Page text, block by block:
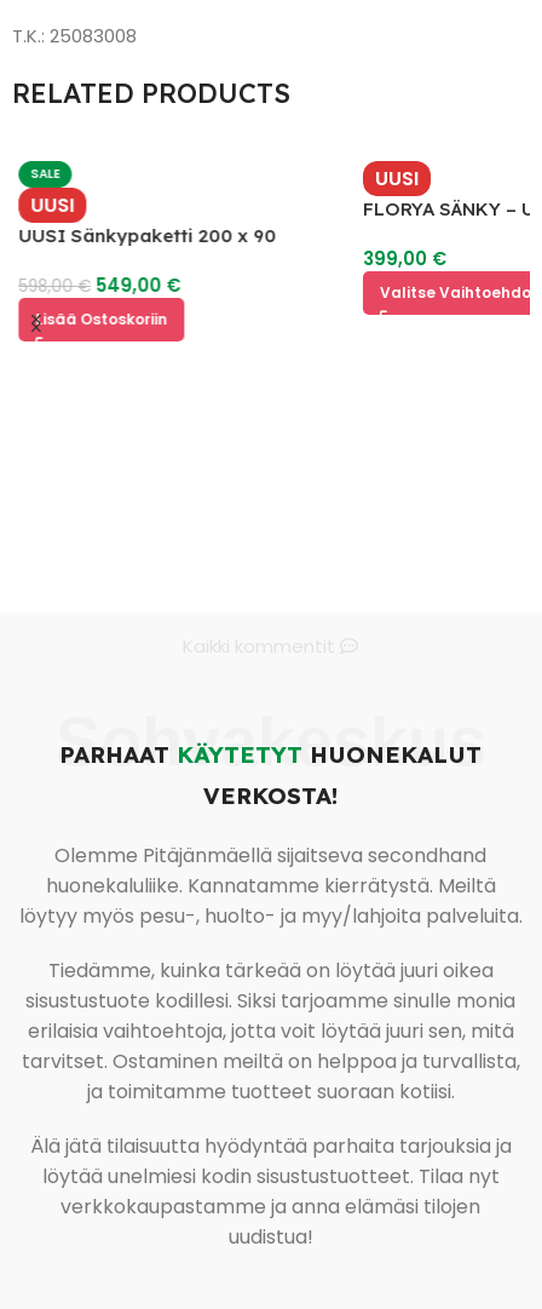
T.K.: 25083008
RELATED PRODUCTS
SALE
UUSI
UUSI Sänkypaketti 200 x 90
598,00€ 549,00 €
Lisää Ostoskoriin
UUSI
FLORYA SÄNKY –
399,00 €
Valitse
Sohvakeskus
PARHAAT KÄYTETYT HUONEKALUT
VERKOSTA!
Olemme Pitäjänmäellä sijaitseva secondhand
huonekaluliike. Kannatamme kierrätystä. Meiltä
löytyy myös pesu-, huolto- ja myy/lahjoita palveluita.
Tiedämme, kuinka tärkeää on löytää juuri oikea
sisustustuote kodillesi. Siksi tarjoamme sinulle monia
erilaisia vaihtoehtoja, jotta voit löytää juuri sen, mitä
tarvitset. Ostaminen meiltä on helppoa ja turvallista,
ja toimitamme tuotteet suoraan kotiisi.
Älä jätä tilaisuutta hyödyntää parhaita tarjouksia ja
löytää unelmiesi kodin sisustustuotteet. Tilaa nyt
verkkokaupastamme ja anna elämäsi tilojen
uudistua!